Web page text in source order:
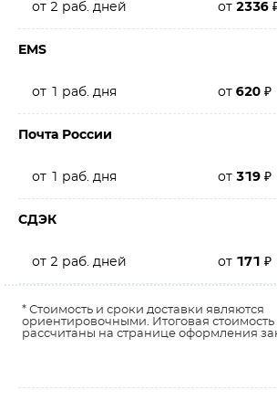
от 2 раб. дней от 2336
EMS
от 1 раб. дня от 620 ₽
Почта России
от 1 раб. дня от 319 ₽
СДЭК
от 2 раб. дней от 171 ₽
* Стоимость и сроки доставки являются
ориентировочными. Итоговая стоимость
рассчитаны на странице оформления